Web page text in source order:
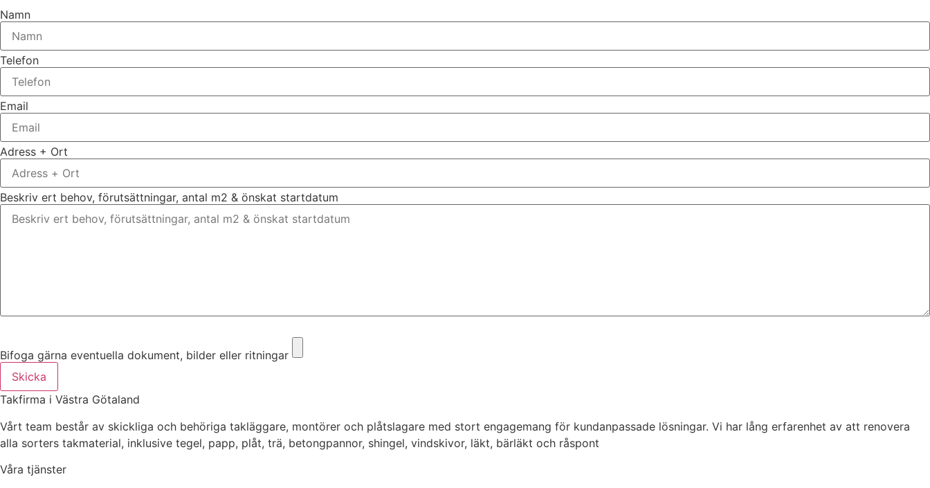
Namn
Telefon
Email
Adress + Ort
Beskriv ert behov, förutsättningar, antal m2 & önskat startdatum
Bifoga gärna eventuella dokument, bilder eller ritningar
Skicka
Takfirma i Västra Götaland
Vårt team består av skickliga och behöriga takläggare, montörer och plåtslagare med stort engagemang för kundanpassade lösningar. Vi har lång erfarenhet av att renovera
alla sorters takmaterial, inklusive tegel, papp, plåt, trä, betongpannor, shingel, vindskivor, läkt, bärläkt och råspont
Våra tjänster